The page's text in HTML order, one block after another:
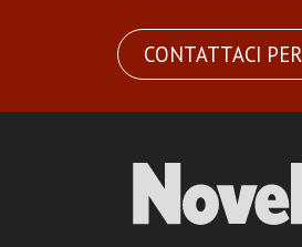
CONTATTACI